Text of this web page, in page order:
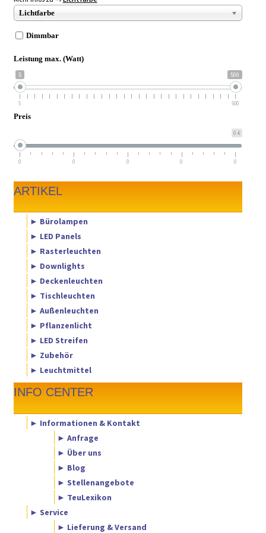
► ZAHLARTEN
► VERSANDARTEN
Lichtfarbe
Dimmbar
Leistung max. (Watt)
5 500
5 500
Preis
0 €
0 0 0 0 0
ARTIKEL
► Bürolampen
► LED Panels
► Rasterleuchten
► Downlights
► Deckenleuchten
► Tischleuchten
► Außenleuchten
► Pflanzenlicht
► LED Streifen
► Zubehör
► Leuchtmittel
INFO CENTER
► Informationen & Kontakt
► Anfrage
► Über uns
► Blog
► Stellenangebote
► TeuLexikon
► Service
► Lieferung & Versand